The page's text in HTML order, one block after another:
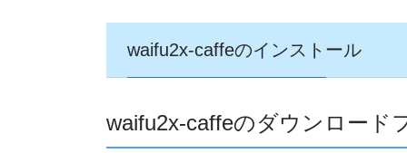
waifu2x-caffeのインストール
waifu2x-caffeのダウンロード